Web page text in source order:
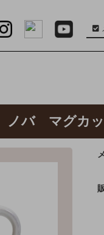
ノバ マグカ